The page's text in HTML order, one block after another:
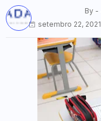
By -
setembro 22, 2021